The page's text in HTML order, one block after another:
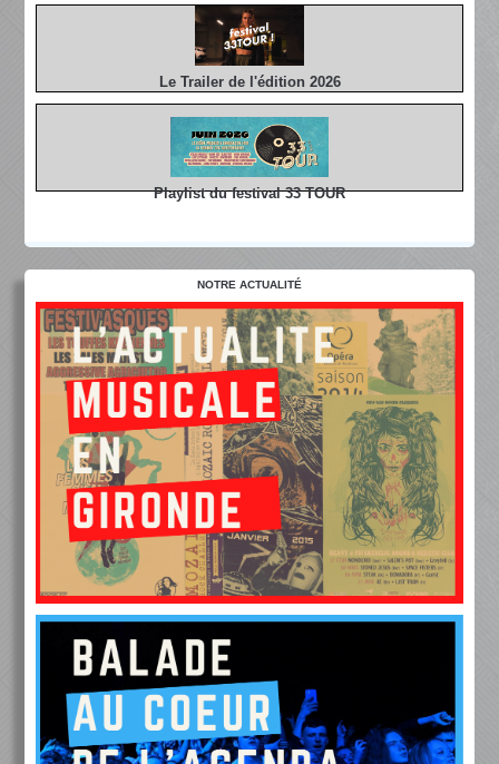
Le Trailer de l'édition 2026
Playlist du festival 33 TOUR
NOTRE ACTUALITÉ